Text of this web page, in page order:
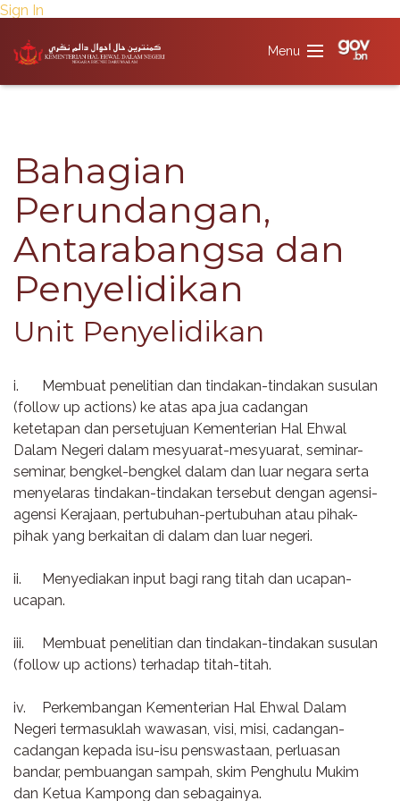
Sign In
Bahagian
Perundangan,
Antarabangsa dan
Penyelidikan​​
​Unit Penyelidikan​​
i.
Membuat penelitian dan tindakan-tindakan susulan
(follow up actions) ke atas apa jua cadangan
ketetapan dan persetujuan Kementerian Hal Ehwal
Dalam Negeri dalam mesyuarat-mesyuarat, seminar-
seminar, bengkel-bengkel dalam dan luar negara serta
menyelaras tindakan-tindakan tersebut dengan agensi-
agensi Kerajaan, pertubuhan-pertubuhan atau pihak-
pihak yang berkaitan di dalam dan luar negeri.
ii.
Menyediakan input bagi rang titah dan ucapan-
ucapan.
iii.
Membuat penelitian dan tindakan-tindakan susulan
(follow up actions) terhadap titah-titah.
iv.
Perkembangan Kementerian Hal Ehwal Dalam
Negeri termasuklah wawasan, visi, misi, cadangan-
cadangan kepada isu-isu penswastaan, perluasan
bandar, pembuangan sampah, skim Penghulu Mukim
dan Ketua Kampong dan sebagainya.